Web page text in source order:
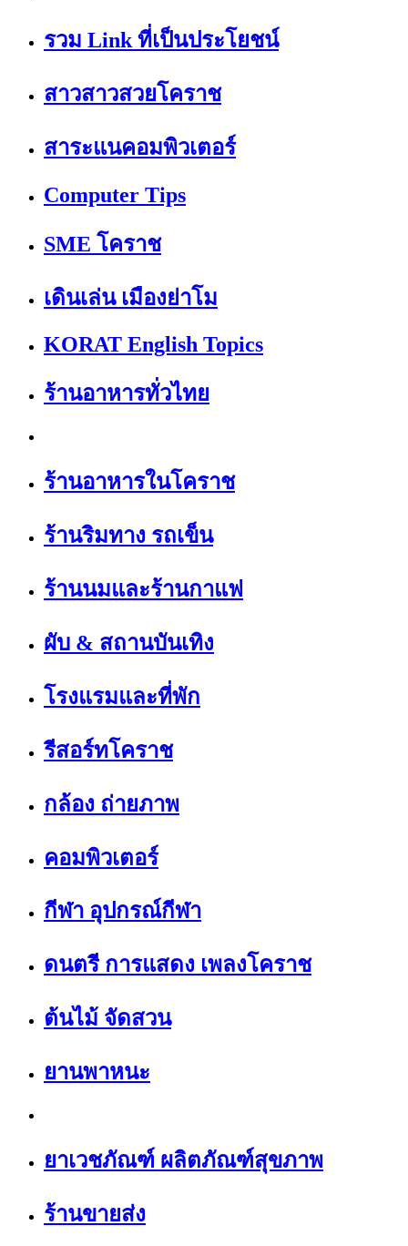
รวม Link ที่เป็นประโยชน์
สาวสาวสวยโคราช
สาระแนคอมพิวเตอร์
Computer Tips
SME โคราช
เดินเล่น เมืองย่าโม
KORAT English Topics
ร้านอาหารทั่วไทย
ร้านอาหารในโคราช
ร้านริมทาง รถเข็น
ร้านนมและร้านกาแฟ
ผับ & สถานบันเทิง
โรงแรมและที่พัก
รีสอร์ทโคราช
กล้อง ถ่ายภาพ
คอมพิวเตอร์
กีฬา อุปกรณ์กีฬา
ดนตรี การแสดง เพลงโคราช
ต้นไม้ จัดสวน
ยานพาหนะ
ยาเวชภัณฑ์ ผลิตภัณฑ์สุขภาพ
ร้านขายส่ง